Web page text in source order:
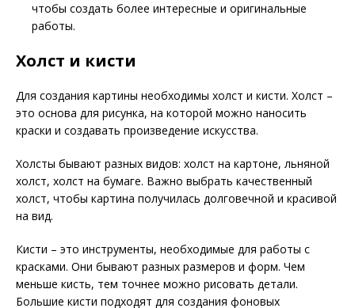
чтобы создать более интересные и оригинальные
работы.
Холст и кисти
Для создания картины необходимы холст и кисти. Холст –
это основа для рисунка, на которой можно наносить
краски и создавать произведение искусства.
Холсты бывают разных видов: холст на картоне, льняной
холст, холст на бумаге. Важно выбрать качественный
холст, чтобы картина получилась долговечной и красивой
на вид.
Кисти – это инструменты, необходимые для работы с
красками. Они бывают разных размеров и форм. Чем
меньше кисть, тем точнее можно рисовать детали.
Большие кисти подходят для создания фоновых